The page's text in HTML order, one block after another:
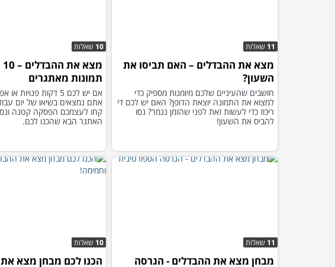
11 שאלות
מצא את ההבדלים – האם תביסו את
השעון?
חושבים שהעיניים שלכם מיומנות מספיק כדי
למצוא את התמונה יוצאת הדופן? האם יש לכם די
ריכוז כדי לעשות זאת לפני שהזמן נגמר? נסו
להביס את השעון!
10 שאלות
תמונות מאתגרים
אם יש לכם 5 דקות פנויות
אתם נמצאים בשיאו של יום
קחו לעצמכם הפסקה קטנה
האתגר הבא שהכנו לכם.
11 שאלות
מבחן מצא את ההבדלים - הגרסה
10 שאלות
הכנו לכם מבחן מצא